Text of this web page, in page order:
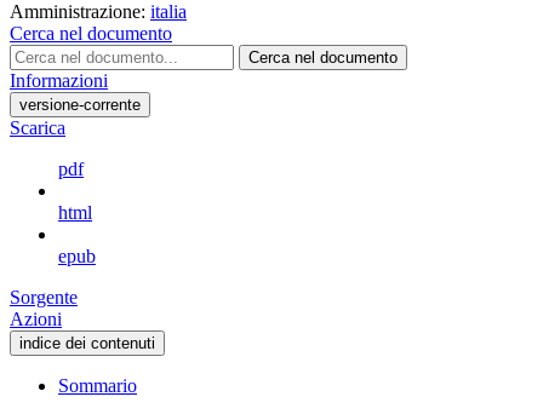
Amministrazione: italia
Cerca nel documento
Cerca nel documento
Informazioni
versione-corrente
Scarica
pdf
html
epub
Sorgente
Azioni
indice dei contenuti
Sommario